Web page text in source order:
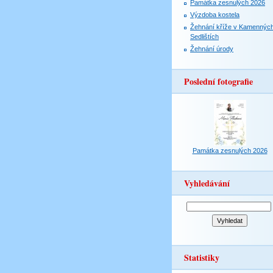
Památka zesnulých 2026
Výzdoba kostela
Žehnání kříže v
Sedlištích
Žehnání úrody
Poslední fotografie
Památka zesnulých 2026
Vyhledávání
Statistiky